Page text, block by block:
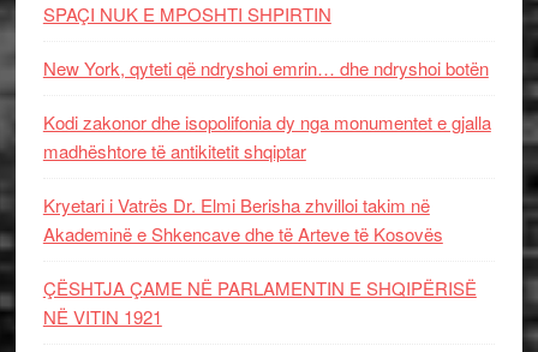
SPAÇI NUK E MPOSHTI SHPIRTIN
New York, qyteti që ndryshoi emrin… dhe ndryshoi botën
Kodi zakonor dhe isopolifonia dy nga monumentet e gjalla
madhështore të antikitetit shqiptar
Kryetari i Vatrës Dr. Elmi Berisha zhvilloi takim në
Akademinë e Shkencave dhe të Arteve të Kosovës
ÇËSHTJA ÇAME NË PARLAMENTIN E SHQIPËRISË
NË VITIN 1921